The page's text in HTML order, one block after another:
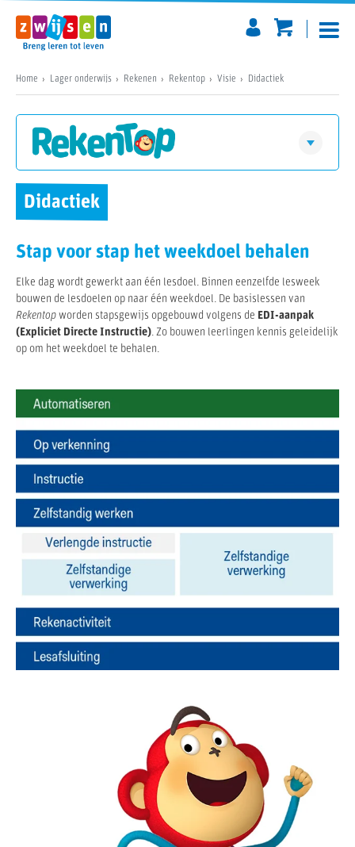
Home Lager onderwijs Rekenen Rekentop Visie Didactiek
Rekentop
Software
Didactiek
Stap voor stap het weekdoel behalen
Elke dag wordt gewerkt aan één lesdoel. Binnen eenzelfde lesweek
bouwen de lesdoelen op naar één weekdoel. De basislessen van
Rekentop worden stapsgewijs opgebouwd volgens de EDI-aanpak
(Expliciet Directe Instructie). Zo bouwen leerlingen kennis geleidelijk
op om het weekdoel te behalen.